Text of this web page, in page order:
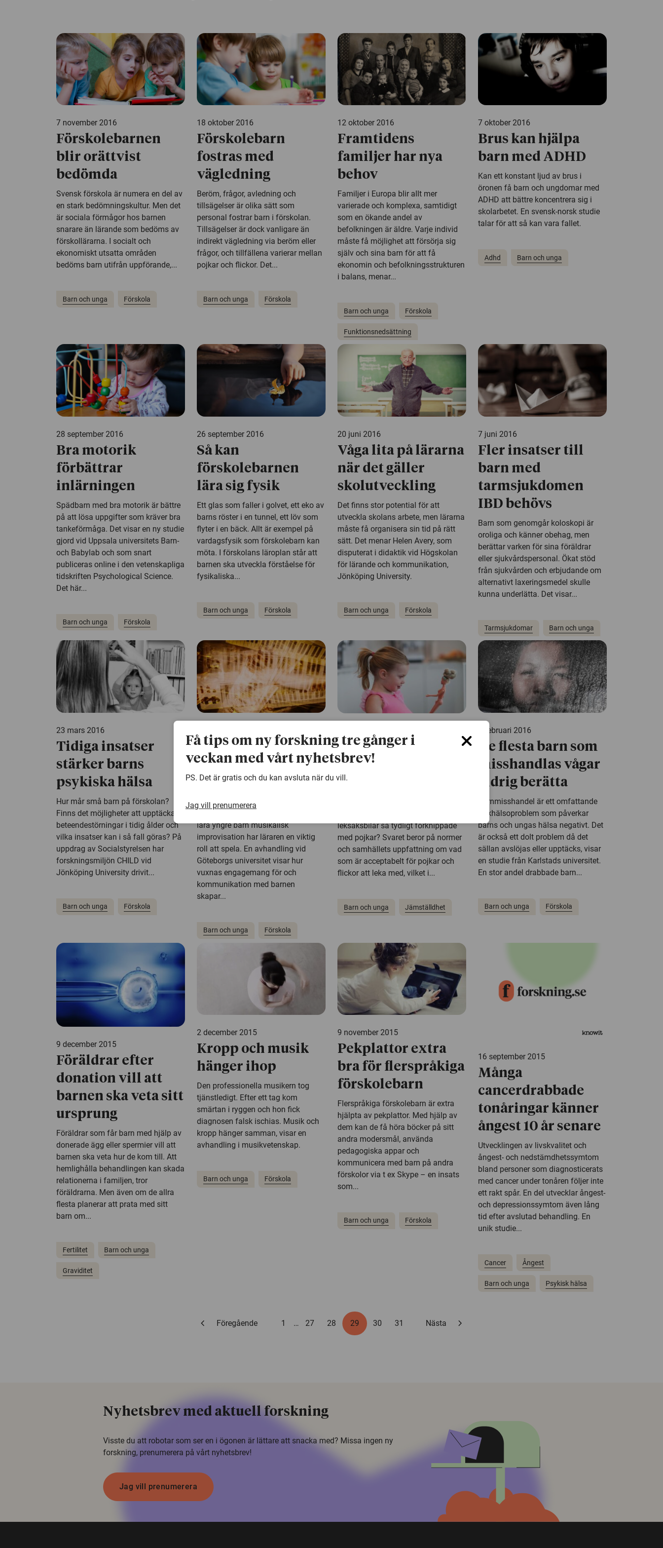
7 november 2016
Förskolebarnen
blir orättvist
bedömda
Svensk förskola är numera en del av
en stark bedömningskultur. Men det
är sociala förmågor hos barnen
snarare än lärande som bedöms av
förskollärarna. I socialt och
ekonomiskt utsatta områden
bedöms barn utifrån uppförande,...
Barn och unga Förskola
18 oktober 2016
Förskolebarn
fostras med
vägledning
Beröm, frågor, avledning och
tillsägelser är olika sätt som
personal fostrar barn i förskolan.
Tillsägelser är dock vanligare än
indirekt vägledning via beröm eller
frågor, och tillfällena varierar mellan
pojkar och flickor. Det...
Barn och unga Förskola
12 oktober 2016
Framtidens
familjer har nya
behov
Familjer i Europa blir allt mer
varierade och komplexa, samtidigt
som en ökande andel av
befolkningen är äldre. Varje individ
måste få möjlighet att försörja sig
själv och sina barn för att få
ekonomin och befolkningsstrukturen
i balans, menar...
Barn och unga Förskola
Funktionsnedsättning
7 oktober 2016
Brus kan hjälpa
barn med ADHD
Kan ett konstant ljud av brus i
öronen få barn och ungdomar med
ADHD att bättre koncentrera sig i
skolarbetet. En svensk-norsk studie
talar för att så kan vara fallet.
Adhd Barn och unga
28 september 2016
Bra motorik
förbättrar
inlärningen
Spädbarn med bra motorik är bättre
på att lösa uppgifter som kräver bra
tankeförmåga. Det visar en ny studie
gjord vid Uppsala universitets Barn-
och Babylab och som snart
publiceras online i den vetenskapliga
tidskriften Psychological Science.
Det här...
Barn och unga Förskola
26 september 2016
Så kan
förskolebarnen
lära sig fysik
Ett glas som faller i golvet, ett eko av
barns röster i en tunnel, ett löv som
flyter i en bäck. Allt är exempel på
vardagsfysik som förskolebarn kan
möta. I förskolans läroplan står att
barnen ska utveckla förståelse för
fysikaliska...
Barn och unga Förskola
20 juni 2016
Våga lita på lärarna
när det gäller
skolutveckling
Det finns stor potential för att
utveckla skolans arbete, men lärarna
måste få organisera sin tid på rätt
sätt. Det menar Helen Avery, som
disputerat i didaktik vid Högskolan
för lärande och kommunikation,
Jönköping University.
Barn och unga Förskola
7 juni 2016
Fler insatser till
barn med
tarmsjukdomen
IBD behövs
Barn som genomgår koloskopi är
oroliga och känner obehag, men
berättar varken för sina föräldrar
eller sjukvårdspersonal. Ökat stöd
från sjukvården och erbjudande om
alternativt laxeringsmedel skulle
kunna underlätta. Det visar...
Tarmsjukdomar Barn och unga
23 mars 2016
​Tidiga insatser
stärker barns
psykiska hälsa
Hur mår små barn på förskolan?
Finns det möjligheter att upptäcka
beteendestörningar i tidig ålder och
vilka insatser kan i så fall göras? På
uppdrag av Socialstyrelsen har
forskningsmiljön CHILD vid
Jönköping University drivit...
Barn och unga Förskola
Datorn ersätter
inte läraren när
barn lär sig musik
Även när ett datorprogram sägs vara
lära yngre barn musikalisk
improvisation har läraren en viktig
roll att spela. En avhandling vid
Göteborgs universitet visar hur
vuxnas engagemang för och
kommunikation med barnen
skapar...
Barn och unga Förskola
Han, hon eller hen?
Genusrecension av
barnens favoriter
leksaksbilar så tydligt förknippade
med pojkar? Svaret beror på normer
och samhällets uppfattning om vad
som är acceptabelt för pojkar och
flickor att leka med, vilket i...
Barn och unga Jämställdhet
5 februari 2016
De flesta barn som
misshandlas vågar
aldrig berätta
Barnmisshandel är ett omfattande
folkhälsoproblem som påverkar
barns och ungas hälsa negativt. Det
är också ett dolt problem då det
sällan avslöjas eller upptäcks, visar
en studie från Karlstads universitet.
En stor andel drabbade barn...
Barn och unga Förskola
9 december 2015
Föräldrar efter
donation vill att
barnen ska veta sitt
ursprung
Föräldrar som får barn med hjälp av
donerade ägg eller spermier vill att
barnen ska veta hur de kom till. Att
hemlighålla behandlingen kan skada
relationerna i familjen, tror
föräldrarna. Men även om de allra
flesta planerar att prata med sitt
barn om...
Fertilitet Barn och unga
Graviditet
2 december 2015
Kropp och musik
hänger ihop
Den professionella musikern tog
tjänstledigt. Efter ett tag kom
smärtan i ryggen och hon fick
diagnosen falsk ischias. Musik och
kropp hänger samman, visar en
avhandling i musikvetenskap.
Barn och unga Förskola
9 november 2015
Pekplattor extra
bra för flerspråkiga
förskolebarn
Flerspråkiga förskolebarn är extra
hjälpta av pekplattor. Med hjälp av
dem kan de få höra böcker på sitt
andra modersmål, använda
pedagogiska appar och
kommunicera med barn på andra
förskolor via t ex Skype – en insats
som...
Barn och unga Förskola
16 september 2015
Många
cancerdrabbade
tonåringar känner
ångest 10 år senare
Utvecklingen av livskvalitet och
ångest- och nedstämdhetssymtom
bland personer som diagnosticerats
med cancer under tonåren följer inte
ett rakt spår. En del utvecklar ångest-
och depressionssymtom även lång
tid efter avslutad behandling. En
unik studie...
Cancer Ångest
Barn och unga Psykisk hälsa
chevron_left Föregående 1 … 27 28 29 30 31 Nästa chevron_right
Nyhetsbrev med aktuell forskning
Visste du att robotar som ser en i ögonen är lättare att snacka med? Missa ingen ny
forskning, prenumerera på vårt nyhetsbrev!
Jag vill prenumerera
Få tips om ny forskning tre gånger i
veckan med vårt nyhetsbrev!
PS. Det är gratis och du kan avsluta när du vill.
Jag vill prenumerera